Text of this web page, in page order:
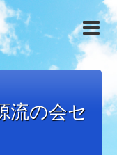
流の会セ